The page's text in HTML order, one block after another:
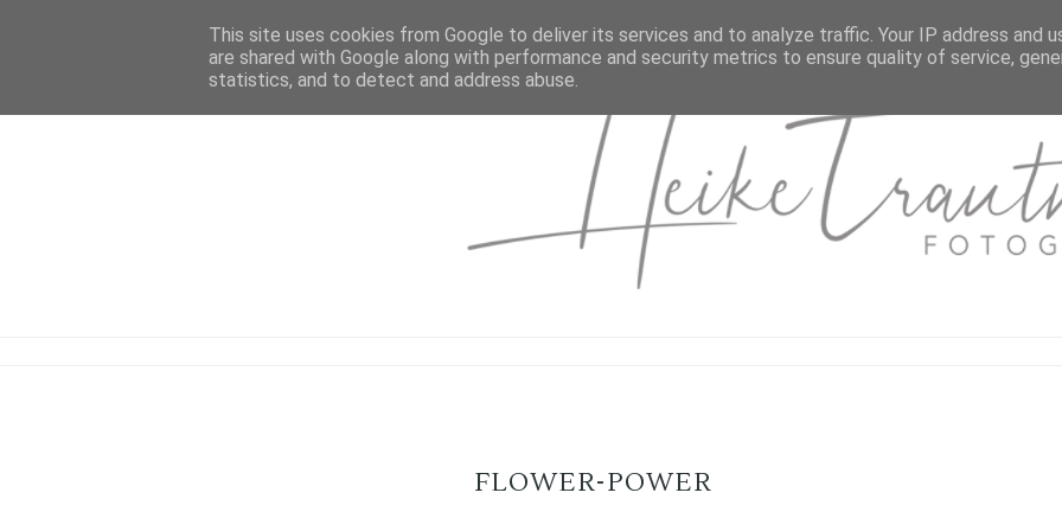
FLOWER-POWER
This site uses cookies from Google to deliver its services and to analyze traffic. Your IP address and
are shared with Google along with performance and security metrics to ensure quality of service,
statistics, and to detect and address abuse.